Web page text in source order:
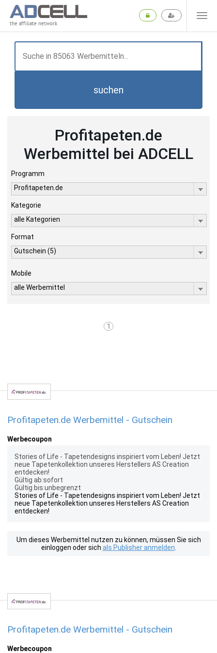
the affiliate network
suchen
Profitapeten.de
Werbemittel bei ADCELL
Programm
Profitapeten.de
Kategorie
alle Kategorien
Format
Gutschein (5)
Mobile
alle Werbemittel
1
Profitapeten.de Werbemittel - Gutschein
Werbecoupon
Stories of Life - Tapetendesigns inspiriert vom Leben! Jetzt
neue Tapetenkollektion unseres Herstellers AS Creation
entdecken!
Gültig ab:sofort
Gültig bis:unbegrenzt
Stories of Life - Tapetendesigns inspiriert vom Leben! Jetzt
neue Tapetenkollektion unseres Herstellers AS Creation
entdecken!
Um dieses Werbemittel nutzen zu können, müssen Sie sich
einloggen oder sich als Publisher anmelden
Profitapeten.de Werbemittel - Gutschein
Werbecoupon